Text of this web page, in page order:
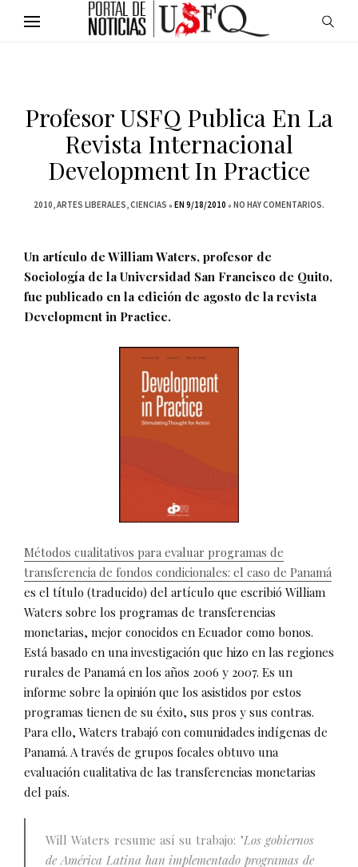
Profesor USFQ Publica En La
Revista Internacional
Development In Practice
2010 ARTES LIBERALES CIENCIAS EN 9/18/2010 NO HAY COMENTARIOS.
Un artículo de William Waters, profesor de
Sociología de la Universidad San Francisco de Quito,
fue publicado en la edición de agosto de la revista
Development in Practice.
Métodos cualitativos para evaluar programas de
transferencia de fondos condicionales: el caso de Panamá
es el título (traducido) del artículo que escribió William
Waters sobre los programas de transferencias
monetarias, mejor conocidos en Ecuador como bonos.
Está basado en una investigación que hizo en las regiones
rurales de Panamá en los años 2006 y 2007. Es un
informe sobre la opinión que los asistidos por estos
programas tienen de su éxito, sus pros y sus contras.
Para ello, Waters trabajó con comunidades indígenas de
Panamá. A través de grupos focales obtuvo una
evaluación cualitativa de las transferencias monetarias
del país.
Will Waters resume así su trabajo: "Los gobiernos
de América Latina han implementado programas de